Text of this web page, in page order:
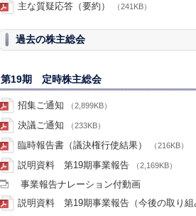
主な質疑応答（要約）
（241KB）
過去の株主総会
第19期 定時株主総会
招集ご通知 （2,899KB）
決議ご通知 （233KB）
臨時報告書（議決権行使結果） （216KB）
説明資料 第19期事業報告 （2,169KB）
事業報告ナレーション付動画
説明資料 第19期事業報告（今後の取り組